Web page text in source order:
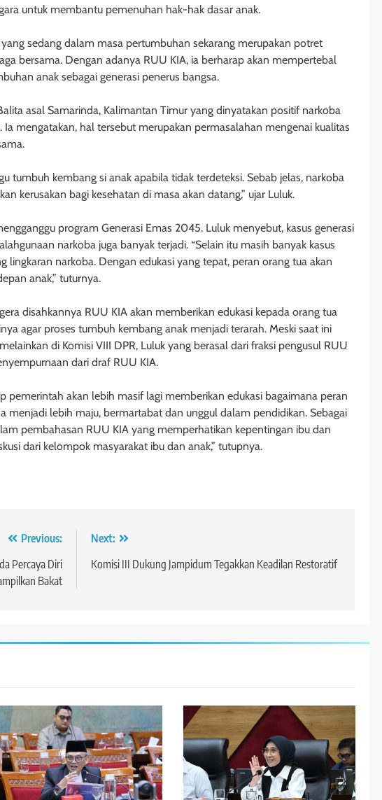
untuk membantu pemenuhan hak-hak dasar anak.
sedang dalam masa pertumbuhan sekarang merupakan potret
bersama. Dengan adanya RUU KIA, ia berharap akan mempertebal
anak sebagai generasi penerus bangsa.
asal Samarinda, Kalimantan Timur yang dinyatakan positif narkoba
mengatakan, hal tersebut merupakan permasalahan mengenai kualitas
tumbuh kembang si anak apabila tidak terdeteksi. Sebab jelas, narkoba
kerusakan bagi kesehatan di masa akan datang,” ujar Luluk.
program Generasi Emas 2045. Luluk menyebut, kasus generasi
narkoba juga banyak terjadi. “Selain itu masih banyak kasus
lingkaran narkoba. Dengan edukasi yang tepat, peran orang tua akan
anak,” tuturnya.
disahkannya RUU KIA akan memberikan edukasi kepada orang tua
agar proses tumbuh kembang anak menjadi terarah. Meski saat ini
di Komisi VIII DPR, Luluk yang berasal dari fraksi pengusul RUU
dari draf RUU KIA.
pemerintah akan lebih masif lagi memberikan edukasi bagaimana peran
menjadi lebih maju, bermartabat dan unggul dalam pendidikan. Sebagai
pembahasan RUU KIA yang memperhatikan kepentingan ibu dan
dari kelompok masyarakat ibu dan anak,” tutupnya.
Previous:
Percaya Diri
Bakat
Next:
Komisi III Dukung Jampidum Tegakkan Keadilan Restoratif